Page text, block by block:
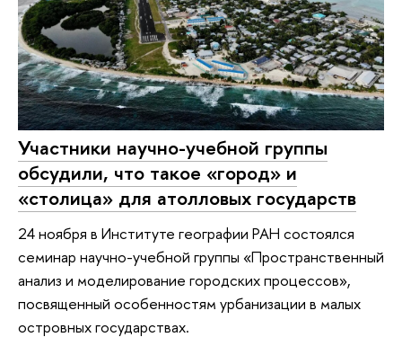
Участники научно-учебной группы
обсудили, что такое «город» и
«столица» для атолловых государств
24 ноября в Институте географии РАН состоялся
семинар научно-учебной группы «Пространственный
анализ и моделирование городских процессов»,
посвященный особенностям урбанизации в малых
островных государствах.